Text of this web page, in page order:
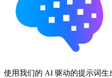
使用我们的 AI 驱动的提示词